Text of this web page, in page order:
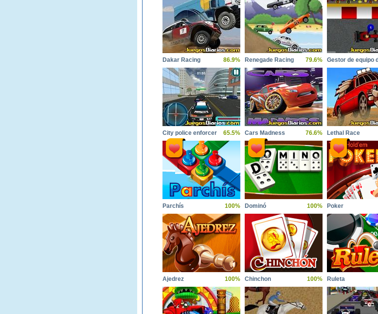
Dakar Racing 86.9% Renegade Racing 79.6%
City police enforcer 65.5% Cars Madness 76.6% Lethal Race
Parchís 100% Dominó 100% Poker
Ajedrez 100% Chinchon 100% Ruleta